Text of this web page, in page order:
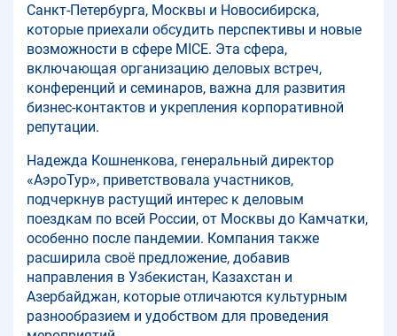
Санкт-Петербурга, Москвы и Новосибирска,
которые приехали обсудить перспективы и новые
возможности в сфере MICE. Эта сфера,
включающая организацию деловых встреч,
конференций и семинаров, важна для развития
бизнес-контактов и укрепления корпоративной
репутации.
Надежда Кошненкова, генеральный директор
«АэроТур», приветствовала участников,
подчеркнув растущий интерес к деловым
поездкам по всей России, от Москвы до Камчатки,
особенно после пандемии. Компания также
расширила своё предложение, добавив
направления в Узбекистан, Казахстан и
Азербайджан, которые отличаются культурным
разнообразием и удобством для проведения